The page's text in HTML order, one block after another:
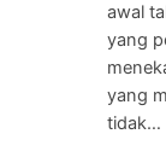
awal
yang
yang
tidak…